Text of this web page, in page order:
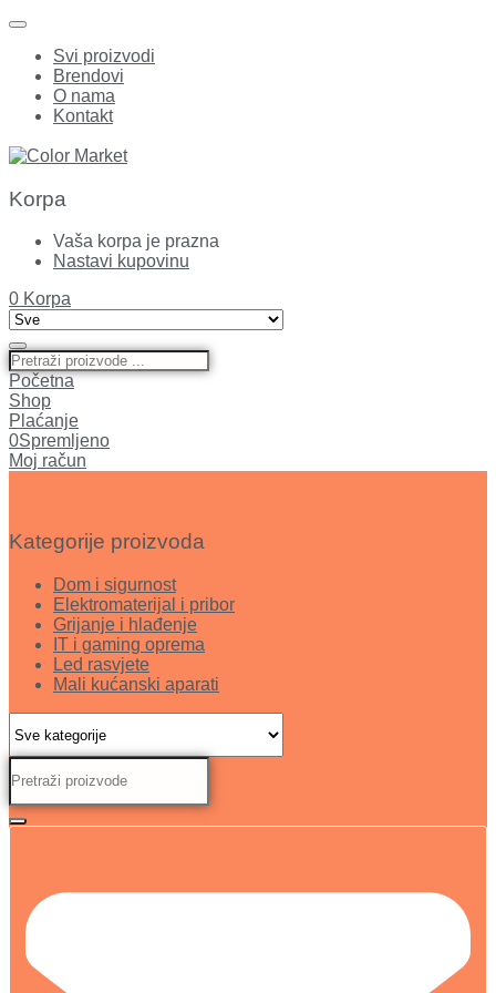
Svi proizvodi
Brendovi
O nama
Kontakt
Korpa
Vaša korpa je prazna
Nastavi kupovinu
0 Korpa
Početna
Shop
Plaćanje
0Spremljeno
Moj račun
Kategorije proizvoda
Dom i sigurnost
Elektromaterijal i pribor
Grijanje i hlađenje
IT i gaming oprema
Led rasvjete
Mali kućanski aparati